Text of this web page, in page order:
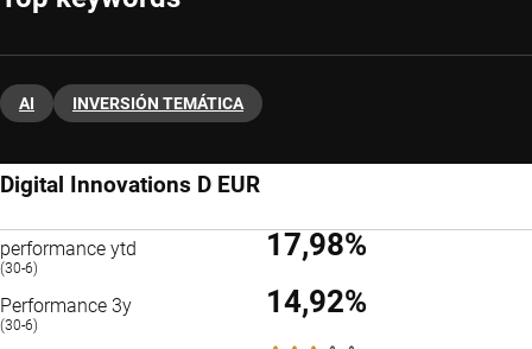
AI INVERSIÓN TEMÁTICA
Digital Innovations D EUR
performance ytd
(30-6)
17,98%
Performance 3y
(30-6)
14,92%